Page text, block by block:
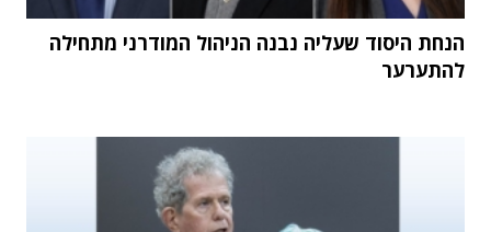
הנחת היסוד שעליה נבנה הניהול המודרני מתחילה
להתערער